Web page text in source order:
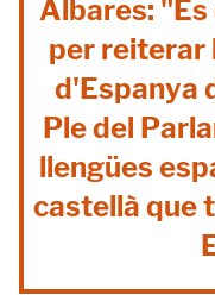
Albares: "Es
per reiterar
d'Espanya
Ple del
llengües
castellà que